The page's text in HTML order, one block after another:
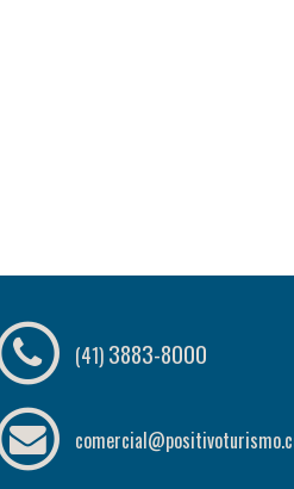
(41) 3883-8000